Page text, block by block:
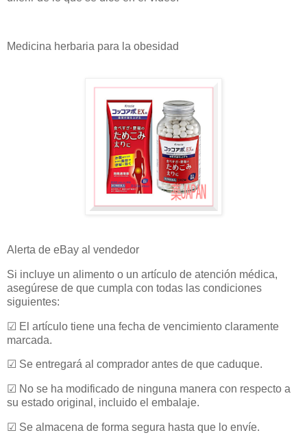
Medicina herbaria para la obesidad
Alerta de eBay al vendedor
Si incluye un alimento o un artículo de atención médica,
asegúrese de que cumpla con todas las condiciones
siguientes:
☑ El artículo tiene una fecha de vencimiento claramente
marcada.
☑ Se entregará al comprador antes de que caduque.
☑ No se ha modificado de ninguna manera con respecto a
su estado original, incluido el embalaje.
☑ Se almacena de forma segura hasta que lo envíe.